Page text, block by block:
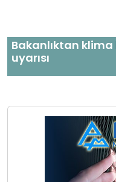
Bakanlıktan
uyarısı